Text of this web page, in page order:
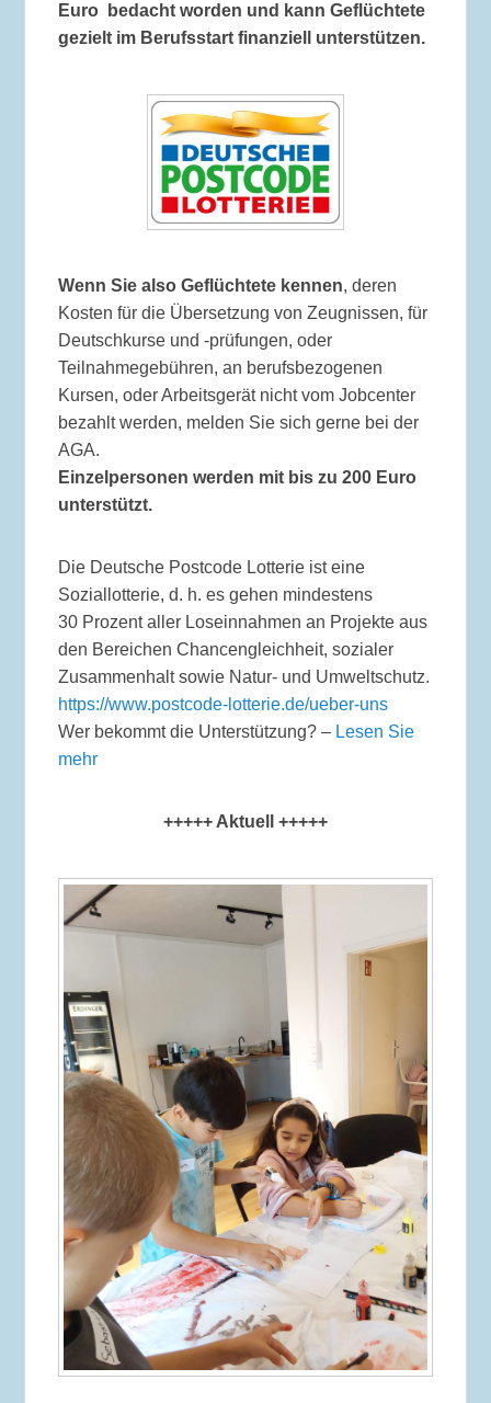
Euro bedacht worden und kann Geflüchtete
gezielt im Berufsstart finanziell unterstützen.
Wenn Sie also Geflüchtete kennen, deren
Kosten für die Übersetzung von Zeugnissen, für
Deutschkurse und -prüfungen, oder
Teilnahmegebühren, an berufsbezogenen
Kursen, oder Arbeitsgerät nicht vom Jobcenter
bezahlt werden, melden Sie sich gerne bei der
AGA.
Einzelpersonen werden mit bis zu 200 Euro
unterstützt.
Die Deutsche Postcode Lotterie ist eine
Soziallotterie, d. h. es gehen mindestens
30 Prozent aller Loseinnahmen an Projekte aus
den Bereichen Chancengleichheit, sozialer
Zusammenhalt sowie Natur- und Umweltschutz.
https://www.postcode-lotterie.de/ueber-uns
Wer bekommt die Unterstützung? – Lesen Sie
mehr
+++++ Aktuell +++++